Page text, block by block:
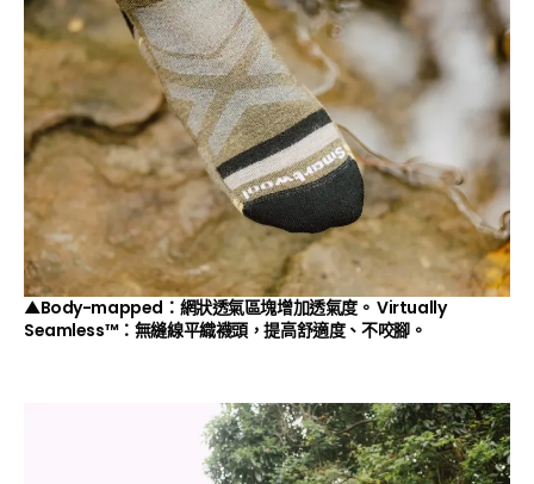
▲Body-mapped：網狀透氣區塊增加透氣度。 Virtually
Seamless™：無縫線平織襪頭，提高舒適度、不咬腳。